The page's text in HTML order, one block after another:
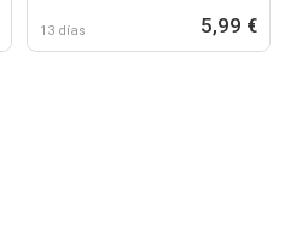
13 días 5,99 €